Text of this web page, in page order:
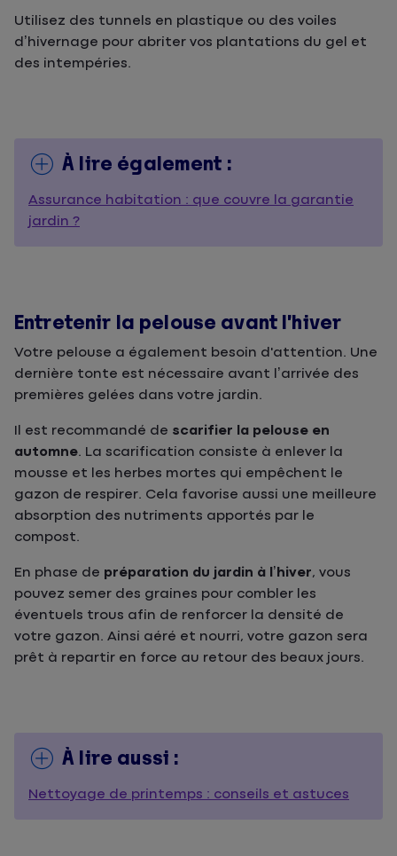
Utilisez des tunnels en plastique ou des voiles
d’hivernage pour abriter vos plantations du gel et
des intempéries.
À lire également :
Assurance habitation : que couvre la garantie
jardin ?
Entretenir la pelouse avant l’hiver
Votre pelouse a également besoin d'attention. Une
dernière tonte est nécessaire avant l’arrivée des
premières gelées dans votre jardin.
Il est recommandé de scarifier la pelouse en
automne. La scarification consiste à enlever la
mousse et les herbes mortes qui empêchent le
gazon de respirer. Cela favorise aussi une meilleure
absorption des nutriments apportés par le
compost.
En phase de préparation du jardin à l’hiver, vous
pouvez semer des graines pour combler les
éventuels trous afin de renforcer la densité de
votre gazon. Ainsi aéré et nourri, votre gazon sera
prêt à repartir en force au retour des beaux jours.
À lire aussi :
Nettoyage de printemps : conseils et astuces